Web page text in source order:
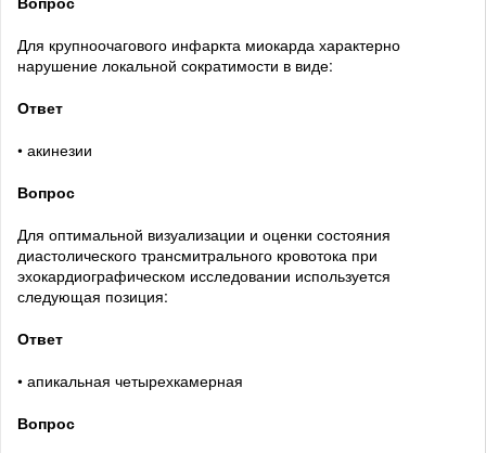
Для крупноочагового инфаркта миокарда характерно
нарушение локальной сократимости в виде:
Ответ
• акинезии
Вопрос
Для оптимальной визуализации и оценки состояния
диастолического трансмитрального кровотока при
эхокардиографическом исследовании используется
следующая позиция:
Ответ
• апикальная четырехкамерная
Вопрос